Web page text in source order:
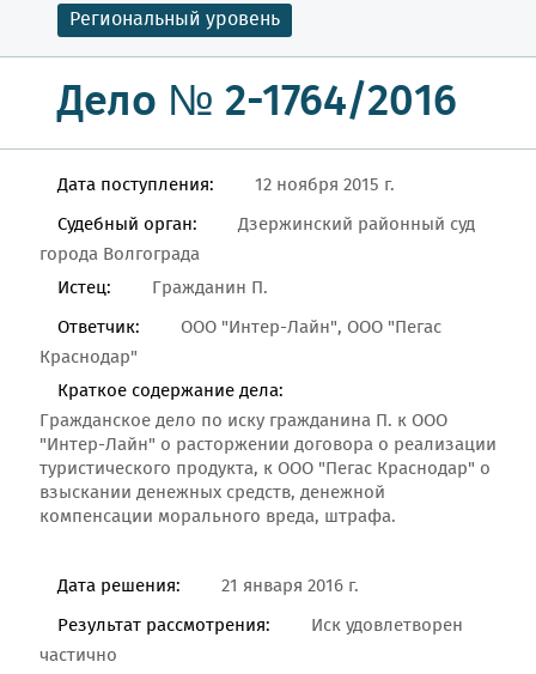
Региональный уровень
Дело № 2-1764/2016
Дата поступления:
12 ноября 2015 г.
Судебный орган:
Дзержинский районный суд
города Волгограда
Истец:
Гражданин П.
Ответчик:
ООО "Интер-Лайн", ООО "Пегас
Краснодар"
Краткое содержание дела:
Гражданское дело по иску гражданина П. к ООО
"Интер-Лайн" о расторжении договора о реализации
туристического продукта, к ООО "Пегас Краснодар" о
взыскании денежных средств, денежной
компенсации морального вреда, штрафа.
Дата решения:
21 января 2016 г.
Результат рассмотрения:
Иск удовлетворен
частично